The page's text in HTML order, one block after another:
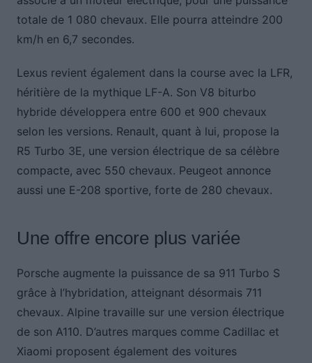
totale de 1 080 chevaux. Elle pourra atteindre 200
km/h en 6,7 secondes.
Lexus revient également dans la course avec la LFR,
héritière de la mythique LF-A. Son V8 biturbo
hybride développera entre 600 et 900 chevaux
selon les versions. Renault, quant à lui, propose la
R5 Turbo 3E, une version électrique de sa célèbre
compacte, avec 550 chevaux. Peugeot annonce
aussi une E-208 sportive, forte de 280 chevaux.
Une offre encore plus variée
Porsche augmente la puissance de sa 911 Turbo S
grâce à l’hybridation, atteignant désormais 711
chevaux. Alpine travaille sur une version électrique
de son A110. D’autres marques comme Cadillac et
Xiaomi proposent également des voitures